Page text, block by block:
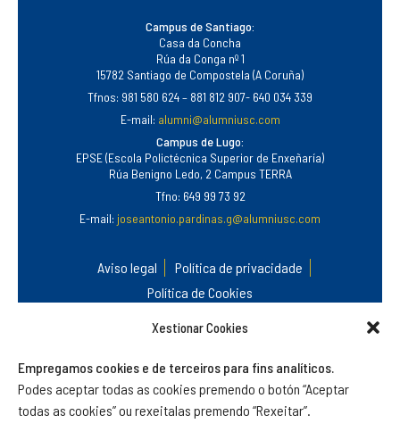
Xestionar Cookies
Empregamos cookies e de terceiros para fins analíticos.
Podes aceptar todas as cookies premendo o botón “Aceptar
todas as cookies” ou rexeitalas premendo “Rexeitar”.
Campus de Santiago:
Casa da Concha
Rúa da Conga nº 1
15782 Santiago de Compostela (A Coruña)
Tfnos: 981 580 624 – 881 812 907- 640 034 339
E-mail: alumni@alumniusc.com
Campus de Lugo:
EPSE (Escola Polictécnica Superior de Enxeñaría)
Rúa Benigno Ledo, 2 Campus TERRA
Tfno: 649 99 73 92
E-mail: joseantonio.pardinas.g@alumniusc.com
Aviso legal
Política de privacidade
Política de Cookies